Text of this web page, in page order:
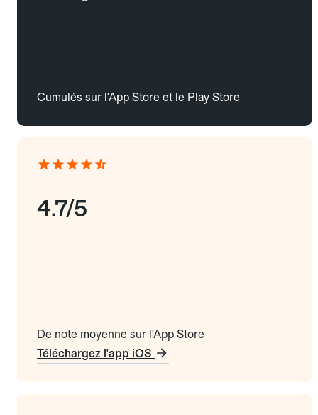
Cumulés sur l'App Store et le Play Store
4.7/5
De note moyenne sur l'App Store
Téléchargez l'app iOS